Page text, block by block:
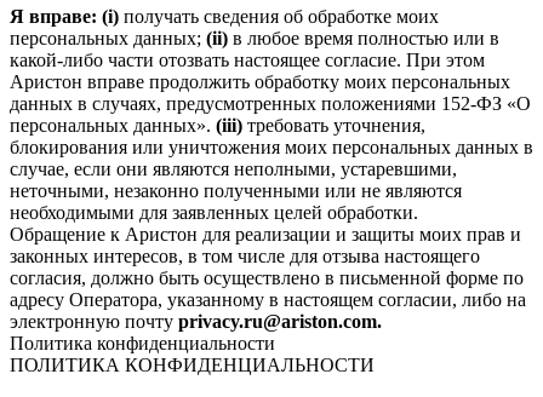
Я вправе: (i) получать сведения об обработке моих
персональных данных; (ii) в любое время полностью или в
какой-либо части отозвать настоящее согласие. При этом
Аристон вправе продолжить обработку моих персональных
данных в случаях, предусмотренных положениями 152-ФЗ «О
персональных данных». (iii) требовать уточнения,
блокирования или уничтожения моих персональных данных в
случае, если они являются неполными, устаревшими,
неточными, незаконно полученными или не являются
необходимыми для заявленных целей обработки.
Обращение к Аристон для реализации и защиты моих прав и
законных интересов, в том числе для отзыва настоящего
согласия, должно быть осуществлено в письменной форме по
адресу Оператора, указанному в настоящем согласии, либо на
электронную почту privacy.ru@ariston.com.
Политика конфиденциальности
ПОЛИТИКА КОНФИДЕНЦИАЛЬНОСТИ